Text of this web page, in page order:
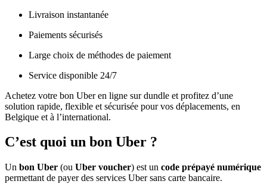
Livraison instantanée
Paiements sécurisés
Large choix de méthodes de paiement
Service disponible 24/7
Achetez votre bon Uber en ligne sur dundle et profitez d’une
solution rapide, flexible et sécurisée pour vos déplacements, en
Belgique et à l’international.
C’est quoi un bon Uber ?
Un bon Uber (ou Uber voucher) est un code prépayé numérique
permettant de payer des services Uber sans carte bancaire.